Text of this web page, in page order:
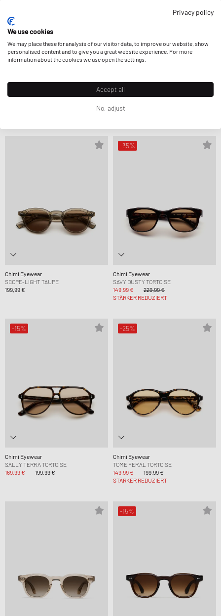
SAVY-BLACK
Chimi Eyewear
SCOPE-DEEP TORTOISE
199,99 €
Chimi Eyewear
SCOPE-LIGHT TAUPE
199,99 €
-35%
Chimi Eyewear
SAVY DUSTY TORTOISE
149,99 €
229,99 €
STÄRKER REDUZIERT
-15%
Chimi Eyewear
SALLY TERRA TORTOISE
169,99 €
199,99 €
-25%
Chimi Eyewear
TOME FERAL TORTOISE
149,99 €
199,99 €
STÄRKER REDUZIERT
-15%
Privacy policy
We use cookies
We may place these for analysis of our visitor data, to improve our website, show
personalised content and to give you a great website experience. For more
information about the cookies we use open the settings.
Accept all
No, adjust